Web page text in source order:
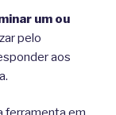
um ou
pelo
aos